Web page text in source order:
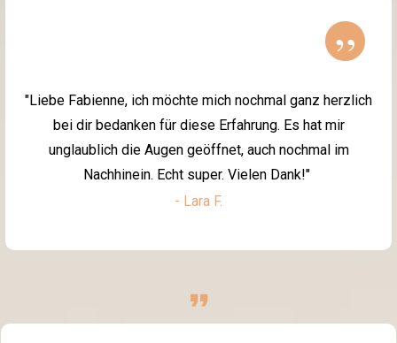
"Liebe Fabienne, ich möchte mich nochmal ganz herzlich
bei dir bedanken für diese Erfahrung. Es hat mir
unglaublich die Augen geöffnet, auch nochmal im
Nachhinein. Echt super. Vielen Dank!"
- Lara F.
”